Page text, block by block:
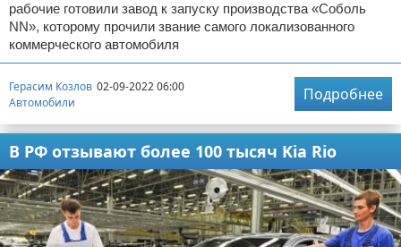
рабочие готовили завод к запуску производства «Соболь
NN», которому прочили звание самого локализованного
коммерческого автомобиля
Герасим Козлов 02-09-2022 06:00
Автомобили
Подробнее
В РФ отзывают более 100 тысяч Kia Rio